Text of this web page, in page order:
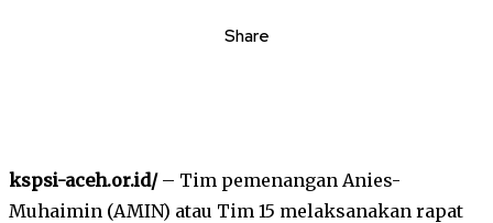
Share
kspsi-aceh.or.id/– Tim pemenangan Anies-
Muhaimin (AMIN) atau Tim 15 melaksanakan rapat